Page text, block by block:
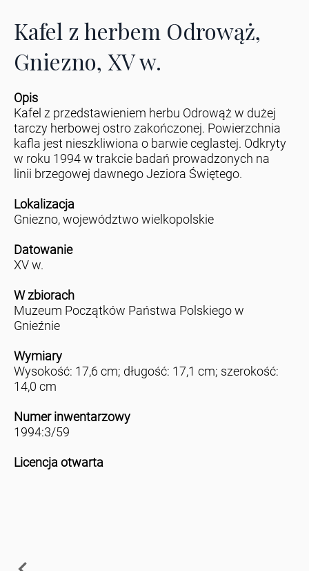
Kafel z herbem Odrowąż,
Gniezno, XV w.
Opis
Kafel z przedstawieniem herbu Odrowąż w dużej
tarczy herbowej ostro zakończonej. Powierzchnia
kafla jest nieszkliwiona o barwie ceglastej. Odkryty
w roku 1994 w trakcie badań prowadzonych na
linii brzegowej dawnego Jeziora Świętego.
Lokalizacja
Gniezno, województwo wielkopolskie
Datowanie
XV w.
W zbiorach
Muzeum Początków Państwa Polskiego w
Gnieźnie
Wymiary
Wysokość: 17,6 cm; długość: 17,1 cm; szerokość:
14,0 cm
Numer inwentarzowy
1994:3/59
Licencja otwarta